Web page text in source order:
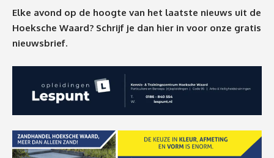
Elke avond op de hoogte van het laatste nieuws uit de
Hoeksche Waard? Schrijf je dan hier in voor onze gratis
nieuwsbrief.